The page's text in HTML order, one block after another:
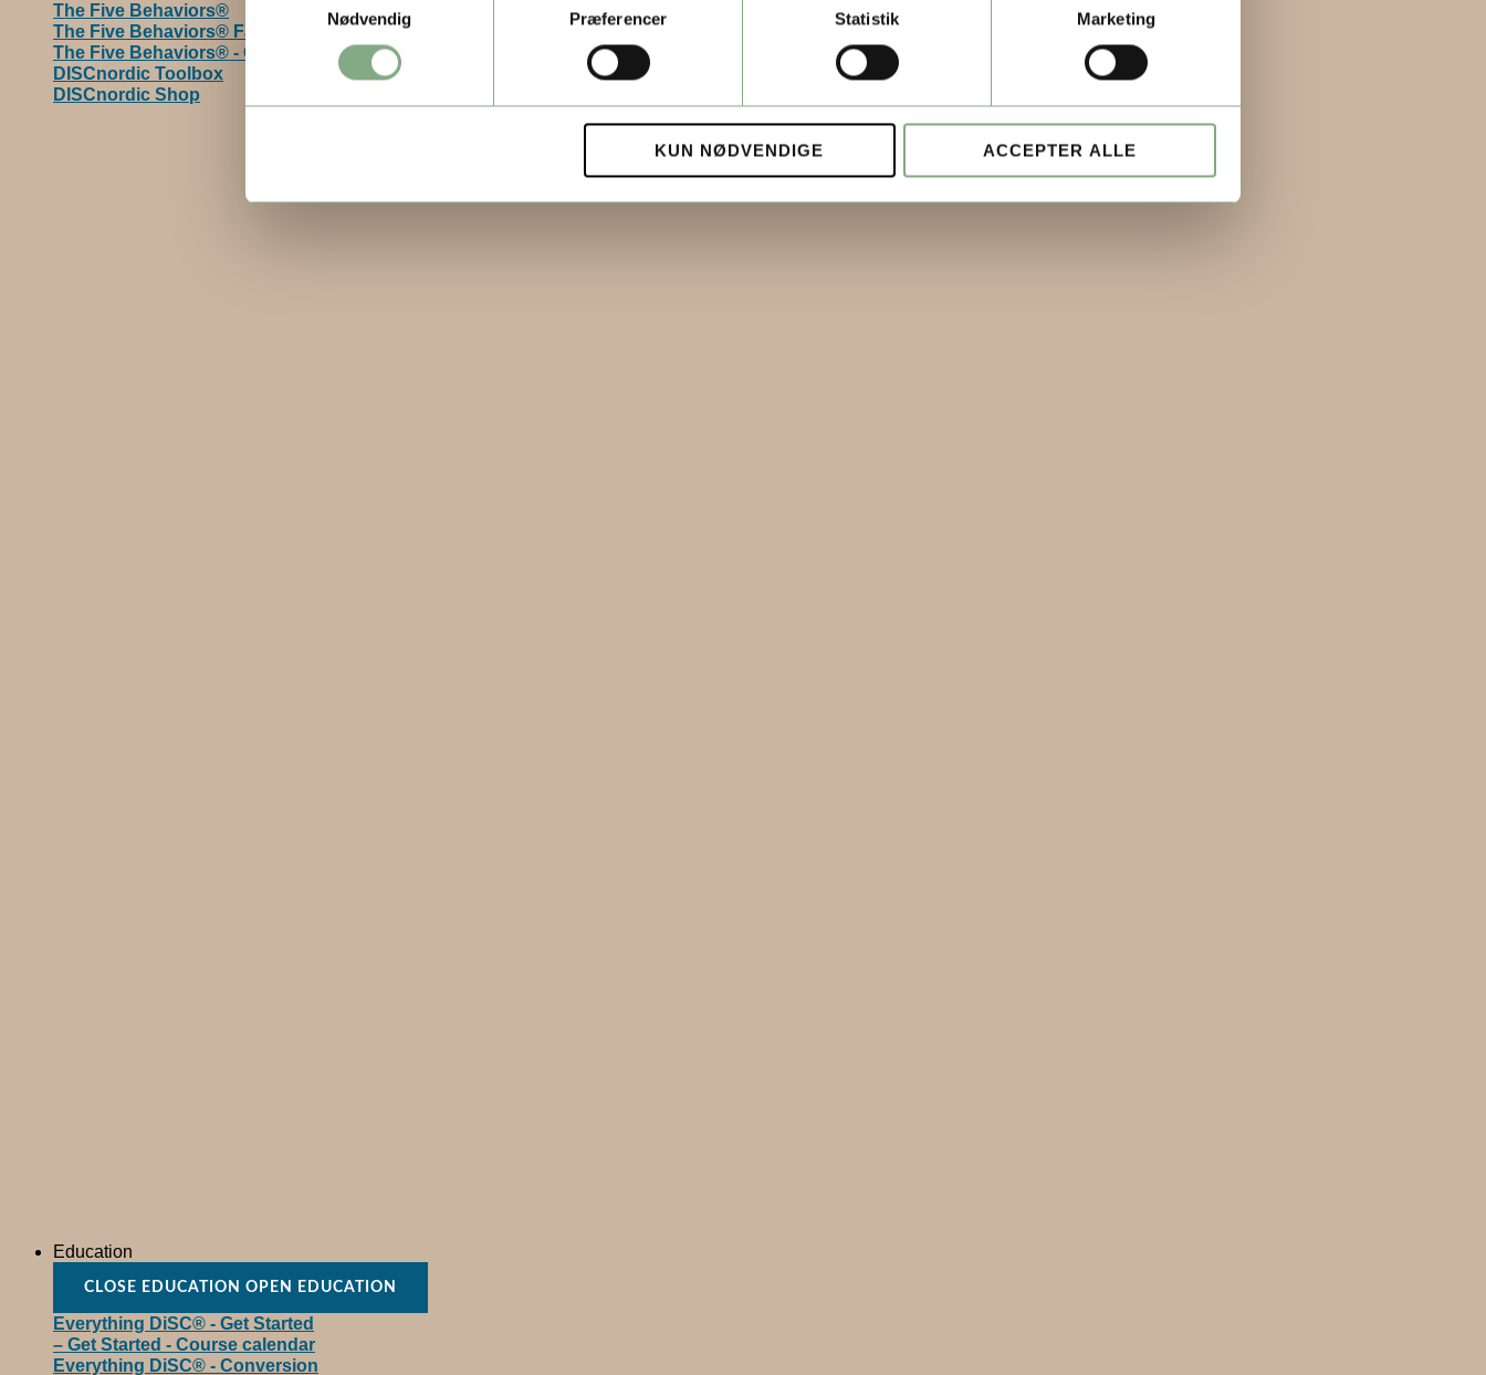
Nødvendig
Præferencer Statistik Marketing
KUN NØDVENDIGE ACCEPTER ALLE
The Five Behaviors®
The Five Behaviors® Facilitation universe
The Five Behaviors® - Online Crash Course
DISCnordic Toolbox
DISCnordic Shop
Education
CLOSE EDUCATION OPEN EDUCATION
Everything DiSC® - Get Started
– Get Started - Course calendar
Everything DiSC® - Conversion